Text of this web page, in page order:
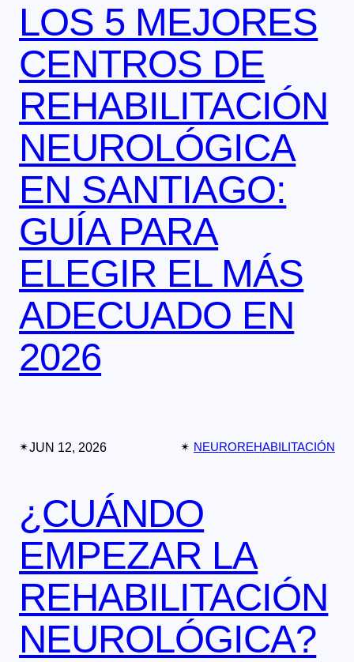
LOS 5 MEJORES
CENTROS DE
REHABILITACIÓN
NEUROLÓGICA
EN SANTIAGO:
GUÍA PARA
ELEGIR EL MÁS
ADECUADO EN
2026
✴︎JUN 12, 2026 ✴︎ NEUROREHABILITACIÓN
¿CUÁNDO
EMPEZAR LA
REHABILITACIÓN
NEUROLÓGICA?